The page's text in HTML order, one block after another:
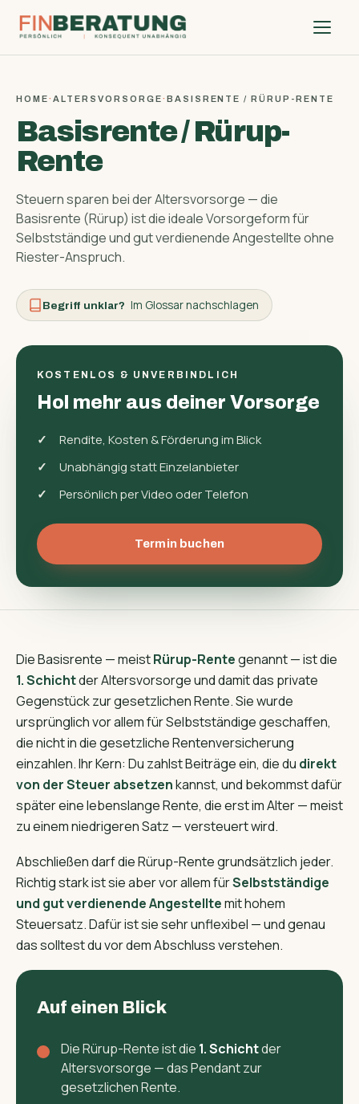
HOME· ALTERSVORSORGE· BASISRENTE / RÜRUP-RENTE
Basisrente / Rürup-
Rente
Steuern sparen bei der Altersvorsorge — die
Basisrente (Rürup) ist die ideale Vorsorgeform für
Selbstständige und gut verdienende Angestellte ohne
Riester-Anspruch.
Begriff unklar? Im Glossar nachschlagen
KOSTENLOS & UNVERBINDLICH
Hol mehr aus deiner Vorsorge
Rendite, Kosten & Förderung im Blick
Unabhängig statt Einzelanbieter
Persönlich per Video oder Telefon
Termin buchen
Die Basisrente — meistRürup-Rentegenannt — ist die
1. Schichtder Altersvorsorge und damit das private
Gegenstück zur gesetzlichen Rente. Sie wurde
ursprünglich vor allem für Selbstständige geschaffen,
die nicht in die gesetzliche Rentenversicherung
einzahlen. Ihr Kern: Du zahlst Beiträge ein, die du direkt
von der Steuer absetzenkannst, und bekommst dafür
später eine lebenslange Rente, die erst im Alter — meist
zu einem niedrigeren Satz — versteuert wird.
Abschließen darf die Rürup-Rente grundsätzlich jeder.
Richtig stark ist sie aber vor allem fürSelbstständige
und gut verdienende Angestelltemit hohem
Steuersatz. Dafür ist sie sehr unflexibel — und genau
das solltest du vor dem Abschluss verstehen.
Auf einen Blick
Die Rürup-Rente ist die 1. Schichtder
Altersvorsorge — das Pendant zur
gesetzlichen Rente.